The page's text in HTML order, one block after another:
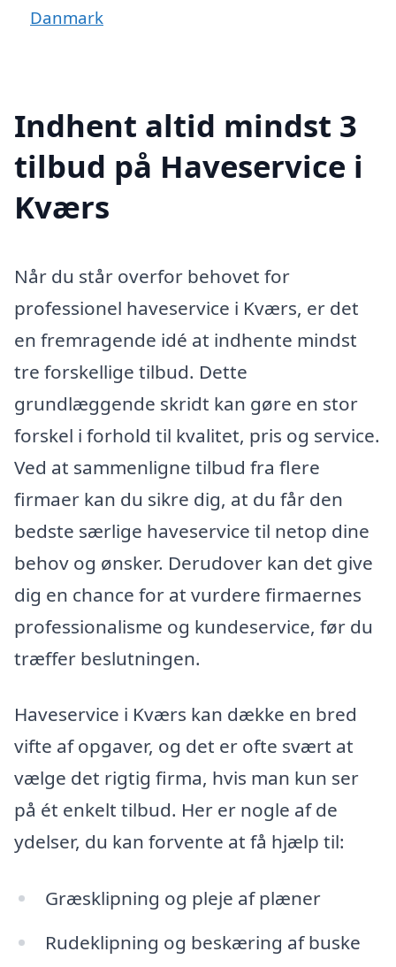
Danmark
Indhent altid mindst 3
tilbud på Haveservice i
Kværs
Når du står overfor behovet for
professionel haveservice i Kværs, er det
en fremragende idé at indhente mindst
tre forskellige tilbud. Dette
grundlæggende skridt kan gøre en stor
forskel i forhold til kvalitet, pris og service.
Ved at sammenligne tilbud fra flere
firmaer kan du sikre dig, at du får den
bedste særlige haveservice til netop dine
behov og ønsker. Derudover kan det give
dig en chance for at vurdere firmaernes
professionalisme og kundeservice, før du
træffer beslutningen.
Haveservice i Kværs kan dække en bred
vifte af opgaver, og det er ofte svært at
vælge det rigtig firma, hvis man kun ser
på ét enkelt tilbud. Her er nogle af de
ydelser, du kan forvente at få hjælp til:
Græsklipning og pleje af plæner
Rudeklipning og beskæring af buske